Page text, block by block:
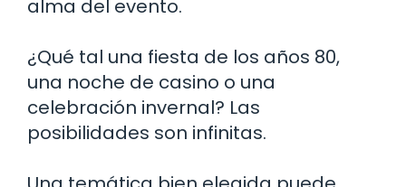
alma del evento.
¿Qué tal una fiesta de los años 80,
una noche de casino o una
celebración invernal? Las
posibilidades son infinitas.